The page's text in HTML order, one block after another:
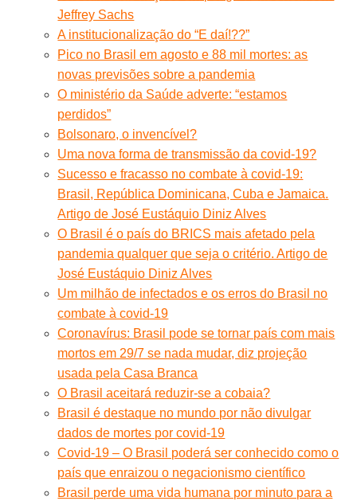
Jeffrey Sachs
A institucionalização do “E daí!??”
Pico no Brasil em agosto e 88 mil mortes: as
novas previsões sobre a pandemia
O ministério da Saúde adverte: “estamos
perdidos”
Bolsonaro, o invencível?
Uma nova forma de transmissão da covid-19?
Sucesso e fracasso no combate à covid-19:
Brasil, República Dominicana, Cuba e Jamaica.
Artigo de José Eustáquio Diniz Alves
O Brasil é o país do BRICS mais afetado pela
pandemia qualquer que seja o critério. Artigo de
José Eustáquio Diniz Alves
Um milhão de infectados e os erros do Brasil no
combate à covid-19
Coronavírus: Brasil pode se tornar país com mais
mortos em 29/7 se nada mudar, diz projeção
usada pela Casa Branca
O Brasil aceitará reduzir-se a cobaia?
Brasil é destaque no mundo por não divulgar
dados de mortes por covid-19
Covid-19 – O Brasil poderá ser conhecido como o
país que enraizou o negacionismo científico
Brasil perde uma vida humana por minuto para a